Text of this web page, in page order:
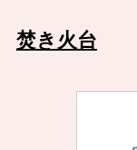
焚き火台